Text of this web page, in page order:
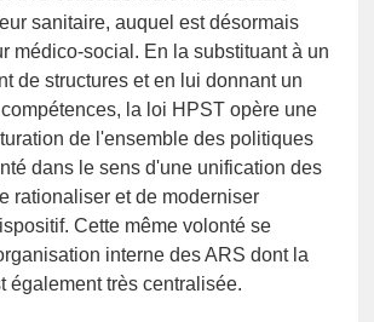
sanitaire, auquel est désormais
médico-social. En la substituant à un
de structures et en lui donnant un
la loi HPST opère une
de l'ensemble des politiques
dans le sens d'une unification des
rationaliser et de moderniser
Cette même volonté se
interne des ARS dont la
également très centralisée.